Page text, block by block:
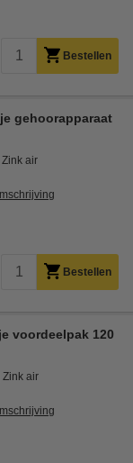
Bestellen
gehoorapparaat
Zink air
Bestellen
voordeelpak 120
Zink air